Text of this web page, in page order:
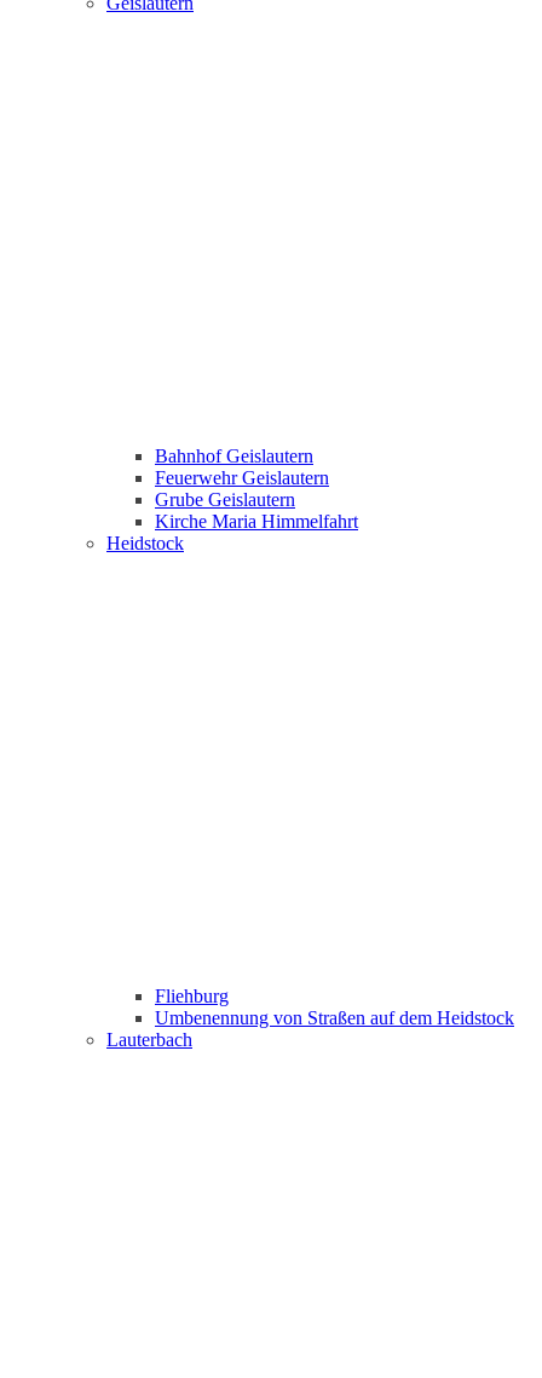
Bahnhof Geislautern
Feuerwehr Geislautern
Grube Geislautern
Kirche Maria Himmelfahrt
Heidstock
Fliehburg
Umbenennung von Straßen auf dem Heidstock
Lauterbach